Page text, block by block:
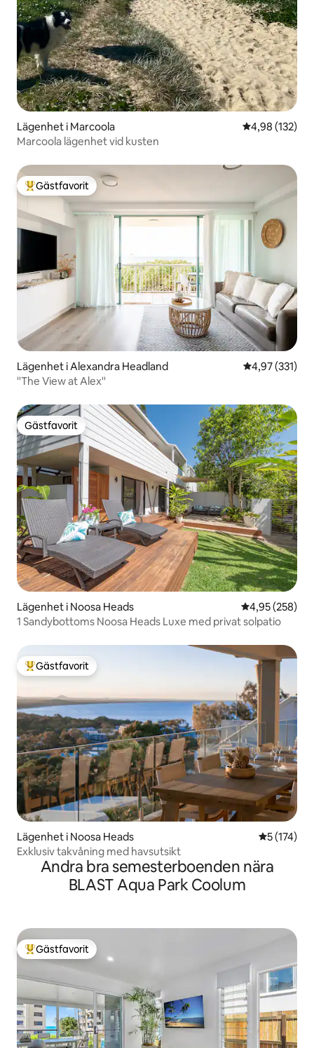
Lägenhet i Marcoola 4,98 av 5 i
4,98 (132)
Marcoola lägenhet vid kusten
Populär gästfavorit
Gästfavorit
Lägenhet i Alexandra Headland 4,97 av 5 i
4,97 (331)
''The View at Alex''
Gästfavorit
Gästfavorit
Lägenhet i Noosa Heads 4,95 av 5 i
4,95 (258)
1 Sandybottoms Noosa Heads Luxe med privat solpatio
Populär gästfavorit
Gästfavorit
Lägenhet i Noosa Heads 5 av 5 i
5 (174)
Exklusiv takvåning med havsutsikt
Andra bra semesterboenden nära
BLAST Aqua Park Coolum
Populär gästfavorit
Gästfavorit